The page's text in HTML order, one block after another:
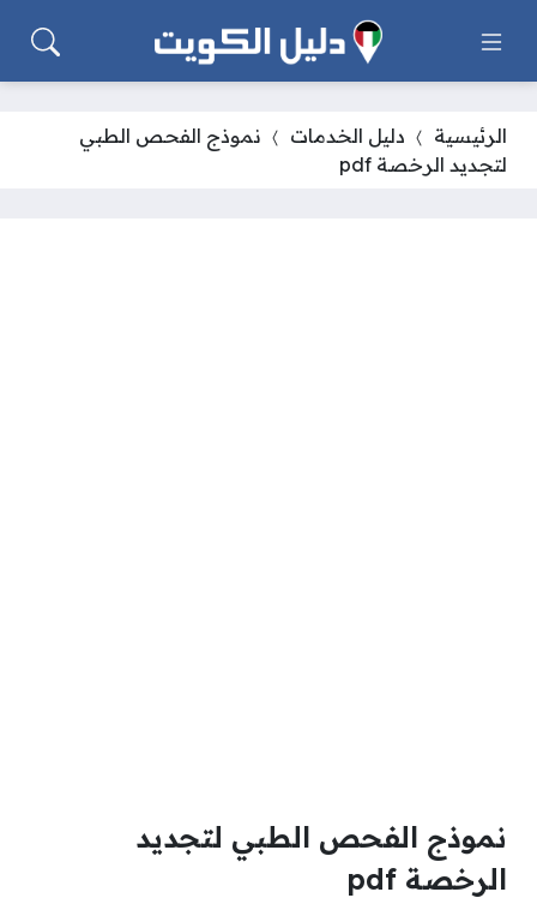
الرئيسية دليل الخدمات
نموذج الفحص الطبي
لتجديد الرخصة pdf
نموذج الفحص الطبي لتجديد
الرخصة pdf